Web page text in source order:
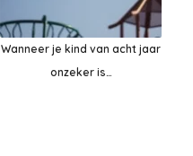
Wanneer je kind van acht jaar
onzeker is…